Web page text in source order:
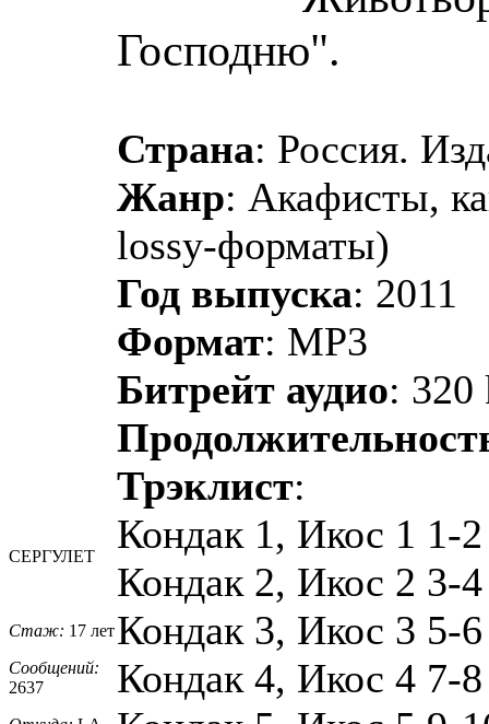
СЕРГУЛЕТ
Стаж: 17 лет
Сообщений:
2637
Господню".
Страна: Россия.
Жанр: Акафисты,
lossy-форматы)
Год выпуска: 2011
Формат: MP3
Битрейт аудио: 320
Трэклист:
Кондак 1, Икос 1 1-2
Кондак 2, Икос 2 3-4
Кондак 3, Икос 3 5-6
Кондак 4, Икос 4 7-8